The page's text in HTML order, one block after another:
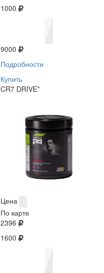
1000
9000
Подробности
Купить
CR7 DRIVE*
Цена
По карте
2396
1600